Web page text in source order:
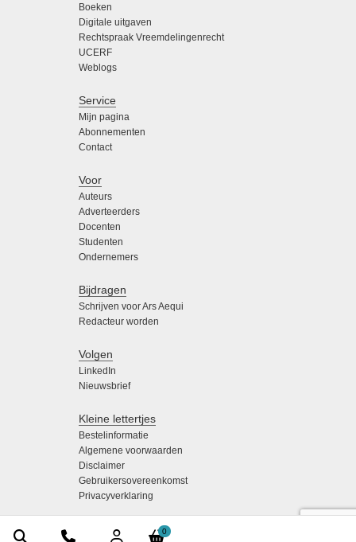
0
Boeken
Digitale uitgaven
Rechtspraak Vreemdelingenrecht
UCERF
Weblogs
Service
Mijn pagina
Abonnementen
Contact
Voor
Auteurs
Adverteerders
Docenten
Studenten
Ondernemers
Bijdragen
Schrijven voor Ars Aequi
Redacteur worden
Volgen
LinkedIn
Nieuwsbrief
Kleine lettertjes
Bestelinformatie
Algemene voorwaarden
Disclaimer
Gebruikersovereenkomst
Privacyverklaring